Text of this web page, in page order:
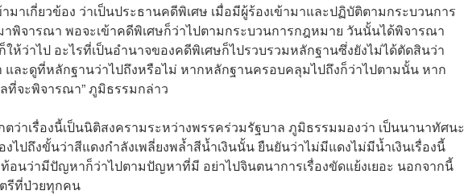
มาเกี่ยวข้อง ว่าเป็นประธานคดีพิเศษ เมื่อมีผู้ร้องเข้ามาและปฏิบัติตามกระบวนการ
าพิจารณา พอจะเข้าคดีพิเศษก็ว่าไปตามกระบวนการกฎหมาย วันนั้นได้พิจารณา
ห้ว่าไป อะไรที่เป็นอำนาจของคดีพิเศษก็ไปรวบรวมหลักฐานซึ่งยังไม่ได้ตัดสินว่า
และดูที่หลักฐานว่าไปถึงหรือไม่ หากหลักฐานครอบคลุมไปถึงก็ว่าไปตามนั้น หาก
จะพิจารณา” ภูมิธรรมกล่าว
ตว่าเรื่องนี้เป็นนิติสงครามระหว่างพรรคร่วมรัฐบาล ภูมิธรรมมองว่า เป็นนานาทัศนะ
ปถึงขั้นว่าสีแดงกำลังเพลี่ยงพล้ำสีน้ำเงินนั้น ยืนยันว่าไม่มีแดงไม่มีน้ำเงินเรื่องนี้
อนว่ามีปัญหาก็ว่าไปตามปัญหาที่มี อย่าไปจินตนาการเรื่องขัดแย้งเยอะ นอกจากนี้
รีที่ป่วยทุกคน